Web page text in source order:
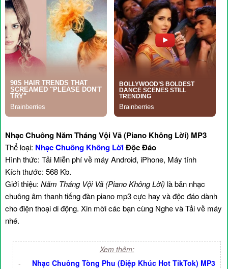
Nhạc Chuông Năm Tháng Vội Vã (Piano Không Lời) MP3
Thể loại: Nhạc Chuông Không LờiĐộc Đáo
Hình thức: Tải Miễn phí về máy Android, iPhone, Máy tính
Kích thước: 568 Kb.
Giới thiệu: Năm Tháng Vội Vã (Piano Không Lời) là bản nhạc
chuông âm thanh tiếng đàn piano mp3 cực hay và độc đáo dành
cho điện thoại di động. Xin mời các bạn cùng Nghe và Tải về máy
nhé.
Xem thêm:
-
Nhạc Chuông Tòng Phu (Điệp Khúc Hot TikTok) MP3